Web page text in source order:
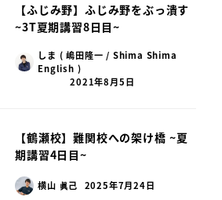
【ふじみ野】ふじみ野をぶっ潰す
~3T夏期講習8日目~
しま ( 嶋田隆一 / Shima Shima
English )
2021年8月5日
【鶴瀬校】難関校への架け橋 ~夏
期講習4日目~
横山 眞己 2025年7月24日